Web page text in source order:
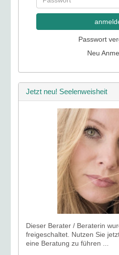
Passwort
Neu
Jetzt neu! Seelenweisheit
Dieser Berater / Beraterin
freigeschaltet. Nutzen Sie
eine Beratung zu führen ...